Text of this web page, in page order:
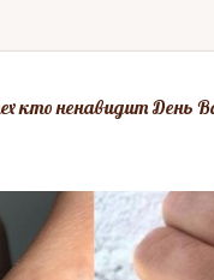
кто ненавидит День